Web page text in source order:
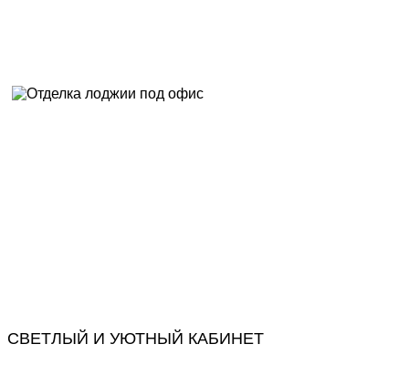
СВЕТЛЫЙ И УЮТНЫЙ КАБИНЕТ